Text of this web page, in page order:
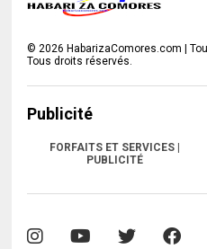
©2026 HabarizaComores.com |
Tous droits réservés.
Publicité
FORFAITS ET SERVICES |
PUBLICITÉ